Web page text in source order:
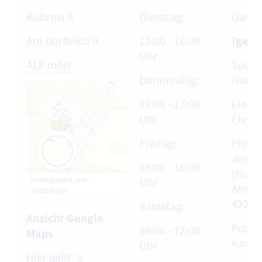
Kobrow II
Am Dorfteich 9
ALP mbH
Ansicht Google
Maps
Hier geht´s
Dienstag:
13:00 - 16:00
Uhr
Donnerstag:
13:00 - 17:00
Uhr
Freitag:
08:00 - 16:00
Uhr
Samstag:
08:00 - 12:00
Uhr
aus
(Nur
4229-